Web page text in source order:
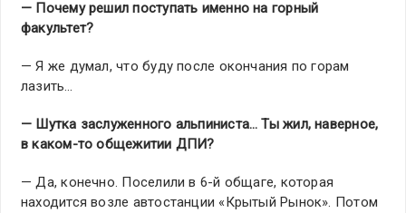
— Почему решил поступать именно на горный
факультет?
— Я же думал, что буду после окончания по горам
лазить…
— Шутка заслуженного альпиниста… Ты жил, наверное,
в каком-то общежитии ДПИ?
— Да, конечно. Поселили в 6-й общаге, которая
находится возле автостанции «Крытый Рынок». Потом